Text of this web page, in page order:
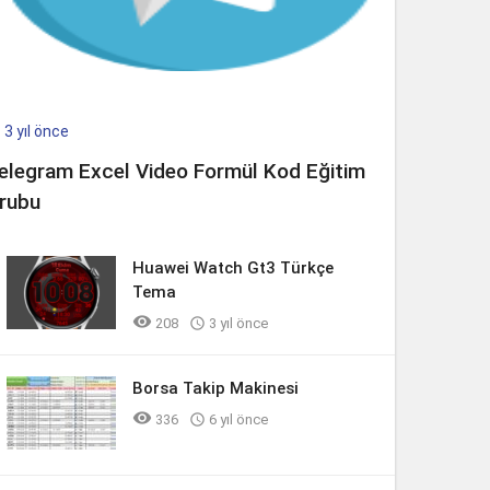
3 yıl önce
Excel Video Formül Kod Eğitim
Huawei Watch Gt3 Türkçe
Tema
 208  3 yıl önce
Borsa Takip Makinesi
 336  6 yıl önce